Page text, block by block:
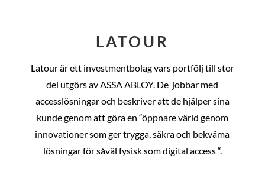
LATOUR
Latour är ett investmentbolag vars portfölj till stor
del utgörs av ASSA ABLOY. De jobbar med
accesslösningar och beskriver att de hjälper sina
kunde genom att göra en “öppnare värld genom
innovationer som ger trygga, säkra och bekväma
lösningar för såväl fysisk som digital access “.